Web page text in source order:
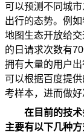
可以预测不同城
出行的态势。例
地图生态开放给
的日请求次数有
拥有大量的用户
可以根据百度提
考样本，进而做好
在目前的技
主要有以下几种方